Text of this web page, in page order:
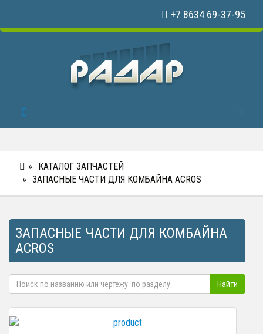
+7 8634 69-37-95
Toggle
КАТАЛОГ ЗАПЧАСТЕЙ
ЗАПАСНЫЕ ЧАСТИ ДЛЯ КОМБАЙНА ACROS
ЗАПАСНЫЕ ЧАСТИ ДЛЯ КОМБАЙНА
ACROS